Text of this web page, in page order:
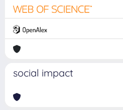
social impact